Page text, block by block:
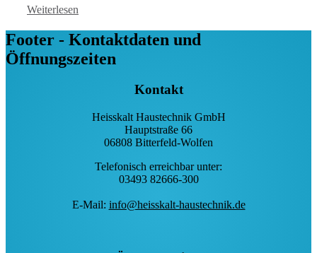
Weiterlesen
Footer - Kontaktdaten und
Öffnungszeiten
Kontakt
Heisskalt Haustechnik GmbH
Hauptstraße 66
06808 Bitterfeld-Wolfen
Telefonisch erreichbar unter:
03493 82666-300
E-Mail: info@heisskalt-haustechnik.de